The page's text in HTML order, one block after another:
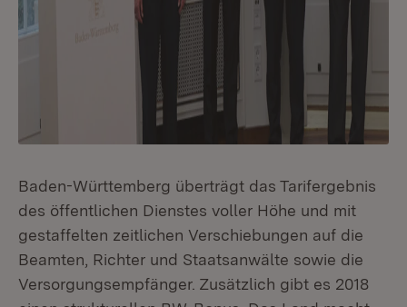
Baden-Württemberg überträgt das Tarifergebnis
des öffentlichen Dienstes voller Höhe und mit
gestaffelten zeitlichen Verschiebungen auf die
Beamten, Richter und Staatsanwälte sowie die
Versorgungsempfänger. Zusätzlich gibt es 2018